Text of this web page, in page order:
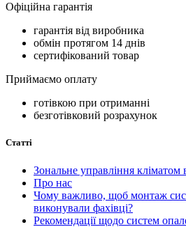
Офіційна гарантія
гарантія від виробника
обмін протягом 14 днів
сертифікований товар
Приймаємо оплату
готівкою при отриманні
безготівковий розрахунок
Статті
Зональне управління кліматом
Про нас
Чому важливо, щоб монтаж
виконували фахівці?
Рекомендації щодо систем